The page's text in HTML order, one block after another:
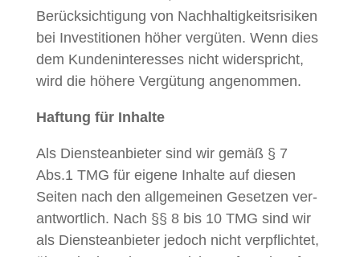
Berück­sich­ti­gung von Nach­haltigkeit­srisiken
bei Investi­tio­nen höher vergüten. Wenn dies
dem Kun­den­in­ter­ess­es nicht wider­spricht,
wird die höhere Vergü­tung angenommen.
Haf­tung für Inhalte
Als Dien­stean­bi­eter sind wir gemäß § 7
Abs.1 TMG für eigene Inhalte auf diesen
Seit­en nach den all­ge­meinen Geset­zen ver­
ant­wortlich. Nach §§ 8 bis 10 TMG sind wir
als Dien­stean­bi­eter jedoch nicht verpflichtet,